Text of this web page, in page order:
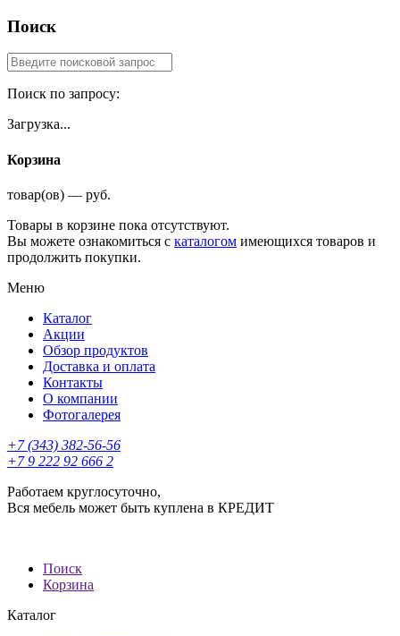
Поиск
Поиск по запросу:
Загрузка...
Корзина
товар(ов) — руб.
Товары в корзине пока отсутствуют.
Вы можете ознакомиться с каталогом имеющихся товаров и
продолжить покупки.
Меню
Каталог
Акции
Обзор продуктов
Доставка и оплата
Контакты
О компании
Фотогалерея
+7 (343) 382-56-56
+7 9 222 92 666 2
Работаем круглосуточно,
Вся мебель может быть куплена в КРЕДИТ
Поиск
Корзина
Каталог